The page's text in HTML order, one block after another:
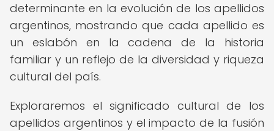
determinante en la evolución de los apellidos
argentinos, mostrando que cada apellido es
un eslabón en la cadena de la historia
familiar y un reflejo de la diversidad y riqueza
cultural del país.
Exploraremos el significado cultural de los
apellidos argentinos y el impacto de la fusión